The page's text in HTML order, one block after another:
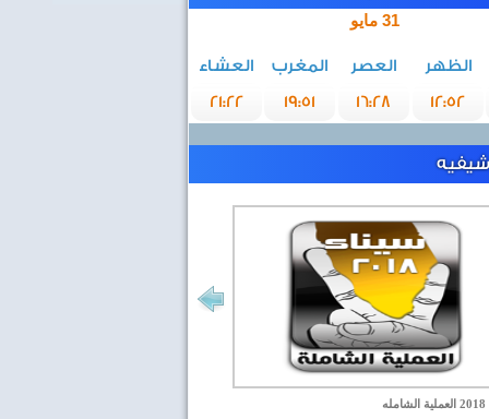
31 مايو
الظهر العصر المغرب
العشاء
12:52
16:28
19:51
21:22